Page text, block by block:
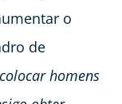
o
de
homens